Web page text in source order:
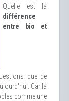
Quelle est la
différence
entre bio et
que de
Car la
comme une